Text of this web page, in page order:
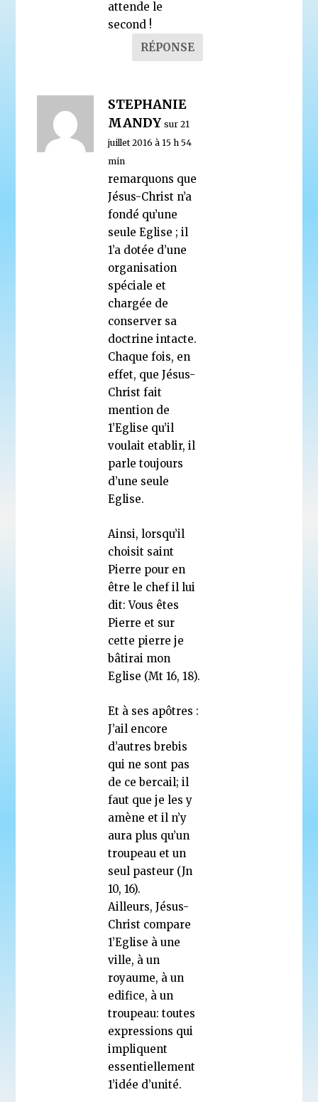
attende le
second !
RÉPONSE
STEPHANIE
MANDY sur 21
juillet 2016 à 15 h 54
min
remarquons que
Jésus-Christ n’a
fondé qu’une
seule Eglise ; il
1’a dotée d’une
organisation
spéciale et
chargée de
conserver sa
doctrine intacte.
Chaque fois, en
effet, que Jésus-
Christ fait
mention de
1’Eglise qu’il
voulait etablir, il
parle toujours
d’une seule
Eglise.
Ainsi, lorsqu’il
choisit saint
Pierre pour en
être le chef il lui
dit: Vous êtes
Pierre et sur
cette pierre je
bâtirai mon
Eglise (Mt 16, 18).
Et à ses apôtres :
J’ail encore
d’autres brebis
qui ne sont pas
de ce bercail; il
faut que je les y
amène et il n’y
aura plus qu’un
troupeau et un
seul pasteur (Jn
10, 16).
Ailleurs, Jésus-
Christ compare
1’Eglise à une
ville, à un
royaume, à un
edifice, à un
troupeau: toutes
expressions qui
impliquent
essentiellement
1’idée d’unité.